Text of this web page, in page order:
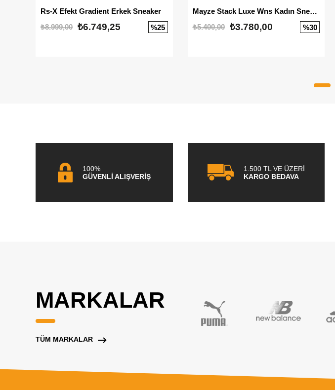
Rs-X Efekt Gradient Erkek Sneaker
₺8.999,00 ₺6.749,25 %25
Mayze Stack Luxe Wns Kadın Sneaker
₺5.400,00
₺3.780,00 %30
100%
GÜVENLİ ALIŞVERİŞ
1.500 TL VE ÜZERİ
KARGO BEDAVA
MARKALAR
TÜM MARKALAR